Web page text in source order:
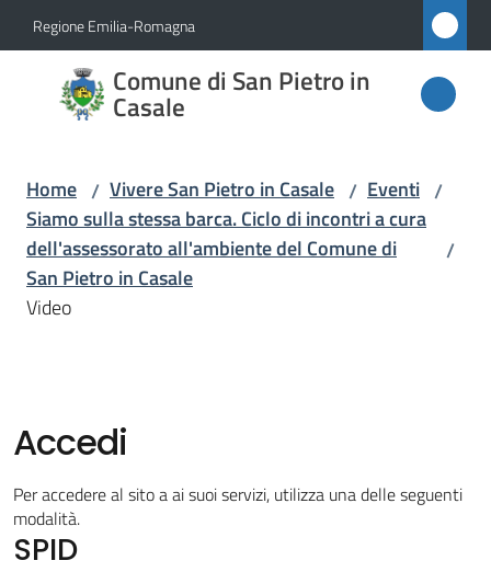
Vai al contenuto
Vai alla navigazione
Vai al footer
Regione Emilia-Romagna
Comune di San Pietro in
Casale
Comune
di San
Casale
Amministrazione
Servizi
Vivere
il
Comune
Home / Vivere San Pietro in Casale / Eventi /
Siamo sulla stessa barca. Ciclo di incontri a cura
dell'assessorato all'ambiente del Comune di
San Pietro in Casale
/
Video
Accedi
Per accedere al sito a ai suoi servizi, utilizza una delle seguenti
modalità.
SPID